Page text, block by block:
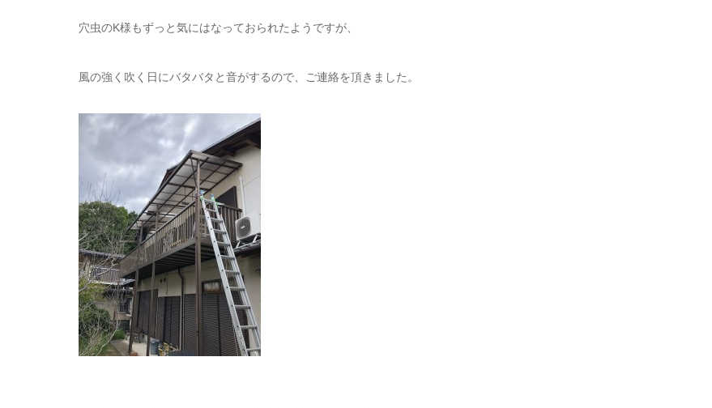
穴虫のK様もずっと気にはなっておられたようですが、
風の強く吹く日にバタバタと音がするので、ご連絡を頂きました。